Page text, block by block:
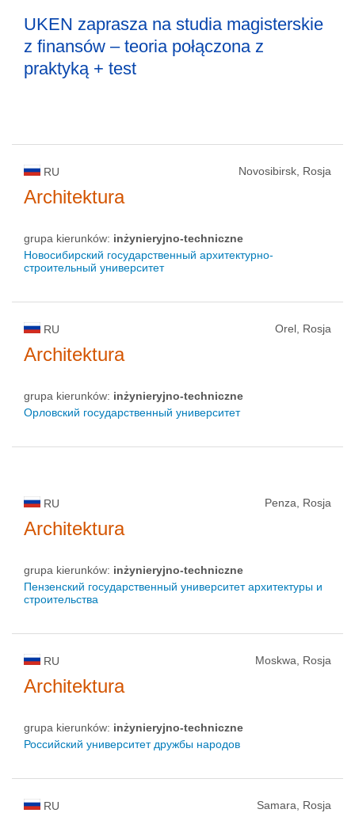
UKEN zaprasza na studia magisterskie
z finansów – teoria połączona z
praktyką + test
RU Novosibirsk, Rosja
Architektura
grupa kierunków: inżynieryjno-techniczne
Новосибирский государственный архитектурно-
строительный университет
RU Orel, Rosja
Architektura
grupa kierunków: inżynieryjno-techniczne
Орловский государственный университет
RU Penza, Rosja
Architektura
grupa kierunków: inżynieryjno-techniczne
Пензенский государственный университет архитектуры и
строительства
RU Moskwa, Rosja
Architektura
grupa kierunków: inżynieryjno-techniczne
Российский университет дружбы народов
RU Samara, Rosja